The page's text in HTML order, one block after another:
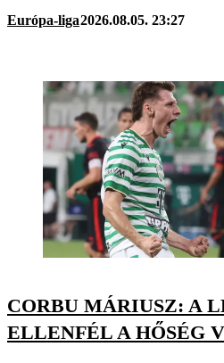
Európa-liga2026.08.05. 23:27
CORBU MÁRIUSZ: A
ELLENFÉL A HŐSÉG